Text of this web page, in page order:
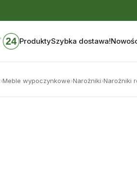
ProduktySzybka dostawa!
›Meble wypoczynkowe›Narożniki›Narożniki